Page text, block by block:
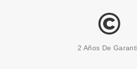
2 Años De